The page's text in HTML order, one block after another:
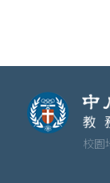
校